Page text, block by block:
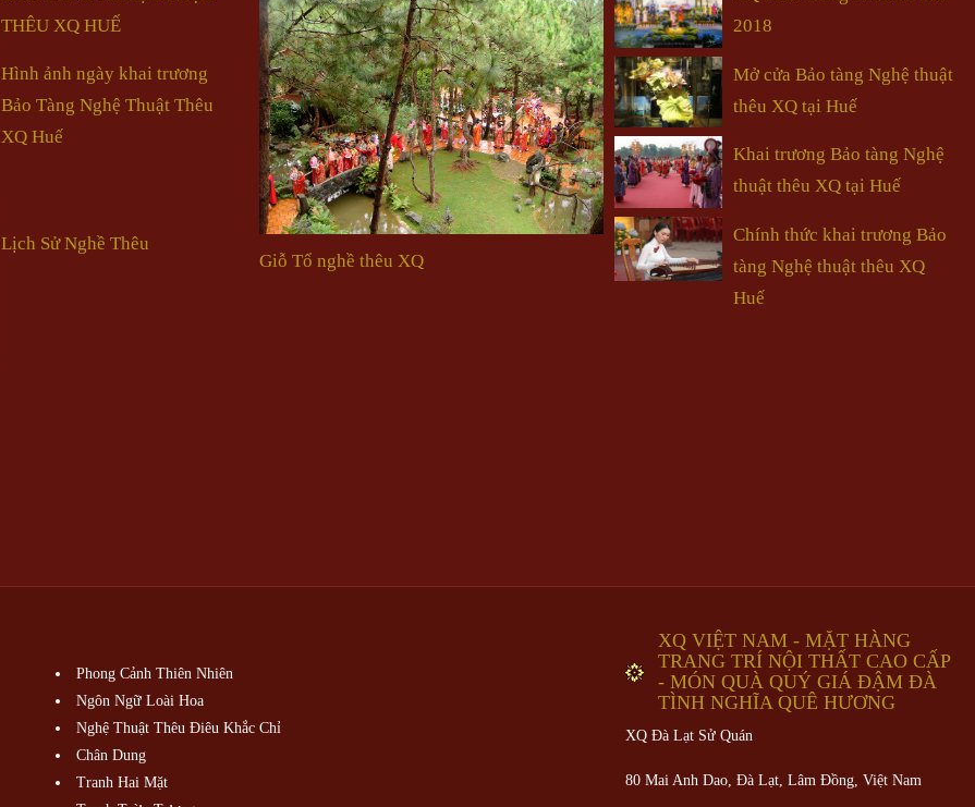
THÊU XQ HUẾ
Hình ảnh ngày khai trương
Bảo Tàng Nghệ Thuật Thêu
XQ Huế
Lịch Sử Nghề Thêu
Giỗ Tổ nghề thêu XQ
2018
Mở cửa Bảo tàng Nghệ thuật
thêu XQ tại Huế
Khai trương Bảo tàng Nghệ
thuật thêu XQ tại Huế
Chính thức khai trương Bảo
tàng Nghệ thuật thêu XQ
Huế
Phong Cảnh Thiên Nhiên
Ngôn Ngữ Loài Hoa
Nghệ Thuật Thêu Điêu Khắc Chỉ
Chân Dung
Tranh Hai Mặt
XQ VIỆT NAM - MẶT HÀNG
TRANG TRÍ NỘI THẤT CAO CẤP
- MÓN QUÀ QUÝ GIÁ ĐẬM ĐÀ
TÌNH NGHĨA QUÊ HƯƠNG
XQ Đà Lạt Sử Quán
80 Mai Anh Dao, Đà Lạt, Lâm Đồng, Việt Nam